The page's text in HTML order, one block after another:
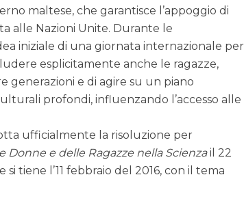
maltese, che garantisce l’appoggio di
alle Nazioni Unite. Durante le
iniziale di una giornata internazionale per
esplicitamente anche le ragazze,
generazioni e di agire su un piano
profondi, influenzando l’accesso alle
ufficialmente la risoluzione per
Donne e delle Ragazze nella Scienzail 22
tiene l’11 febbraio del 2016, con il tema